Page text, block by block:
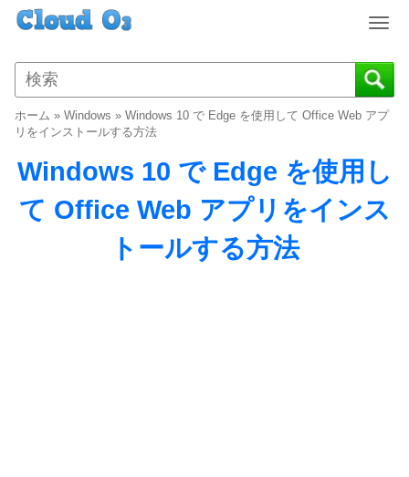
T
g
g
e
v
i
ホーム » Windows » Windows 10 で Edge を使用して Office Web アプ
リをインストールする方法
Windows 10 で Edge を使用し
て Office Web アプリをインス
トールする方法